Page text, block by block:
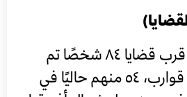
يتابع المشروع عن قرب قضايا ٨٤ شخصًا تم
تجريمهم كسائقي قوارب، ٥٤ منهم حاليًا في